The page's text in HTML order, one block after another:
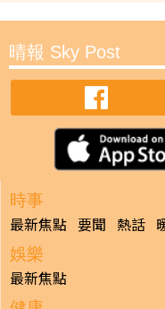
晴報 Sky Post
時事
最新焦點 要聞 熱話
娛樂
最新焦點